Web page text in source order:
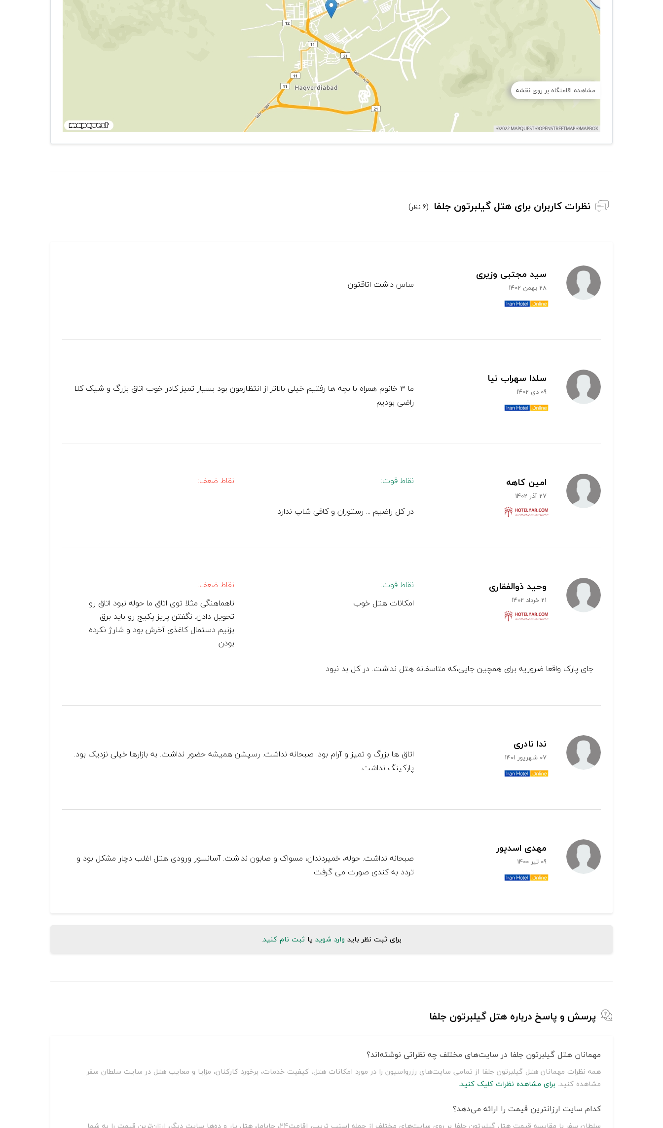
مشاهده اقامتگاه بر روی نقشه
نظرات کاربران برای هتل گیلبرتون جلفا (6 نظر)
سید مجتبی وزیری
28 بهمن 1402 ساس داشت اتاقتون
سلدا سهراب نیا
09 دی 1402
ما ۳ خانوم همراه با بچه ها رفتیم خیلی بالا‌تر از انتظارمون بود بسیار تمیز کادر خوب اتاق بزرگ و شیک کلا
راضی بودیم
امین کاهه
27 آذر 1402
نقاط قوت: نقاط ضعف:
در کل راضیم ... رستوران و کافی شاپ ندارد
وحید ذوالفقاری
21 خرداد 1402
نقاط قوت:
امکانات هتل خوب
نقاط ضعف:
ناهماهنگی مثلا توی اتاق ما حوله نبود اتاق رو
تحویل دادن. نگفتن پریز پکیج رو باید برق
بزنیم دستمال کاغذی آخرش بود و شارژ نکرده
بودن
جای پارک واقعا ضروریه برای همچین جایی،که متاسفانه هتل نداشت. در کل بد نبود
ندا نادری
07 شهریور 1401
اتاق ها بزرگ و تمیز و آرام بود. صبحانه نداشت. رسپشن همیشه حضور نداشت. به بازارها خیلی نزدیک بود.
پارکینگ نداشت.
مهدی اسدپور
09 تیر 1400
صبحانه نداشت. حوله، خمیردندان، مسواک و صابون نداشت. آسانسور ورودی هتل اغلب دچار مشکل بود و
تردد به کندی صورت می گرفت.
برای ثبت نظر باید وارد شوید یا ثبت نام کنید.
پرسش و پاسخ درباره هتل گیلبرتون جلفا
مهمانان هتل گیلبرتون جلفا در سایت‌های مختلف چه نظراتی نوشته‌اند؟
همه نظرات مهمانان هتل گیلبرتون جلفا از تمامی سایت‌های رزرواسیون را در مورد امکانات هتل، کیفیت خدمات، برخورد کارکنان، مزایا و معایب هتل در سایت سلطان سفر
مشاهده کنید. برای مشاهده نظرات کلیک کنید.
کدام سایت ارزانترین قیمت را ارائه می‌دهد؟